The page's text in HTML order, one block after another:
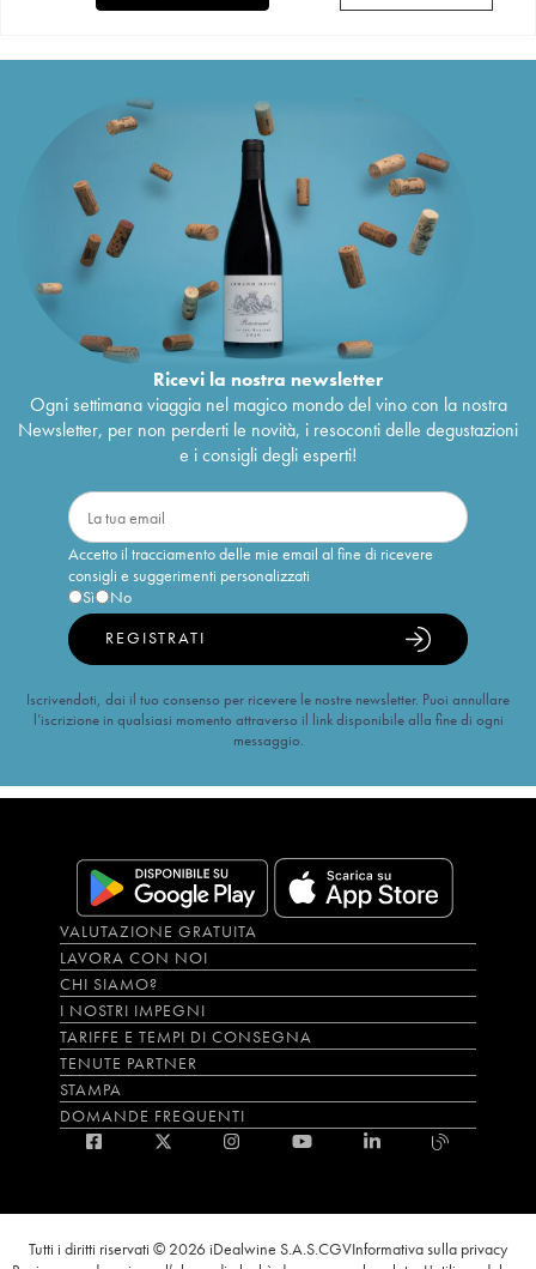
Ricevi la nostra newsletter
Ogni settimana viaggia nel magico mondo del vino con la nostra
Newsletter, per non perderti le novità, i resoconti delle degustazioni
e i consigli degli esperti!
Accetto il tracciamento delle mie email al fine di ricevere
consigli e suggerimenti personalizzati
Sì
No
REGISTRATI
Iscrivendoti, dai il tuo consenso per ricevere le nostre newsletter. Puoi annullare
l’iscrizione in qualsiasi momento attraverso il link disponibile alla fine di ogni
messaggio.
VALUTAZIONE GRATUITA
LAVORA CON NOI
CHI SIAMO?
I NOSTRI IMPEGNI
TARIFFE E TEMPI DI CONSEGNA
TENUTE PARTNER
STAMPA
DOMANDE FREQUENTI
Tutti i diritti riservati © 2026 iDealwine S.A.S.CGVInformativa sulla privacy